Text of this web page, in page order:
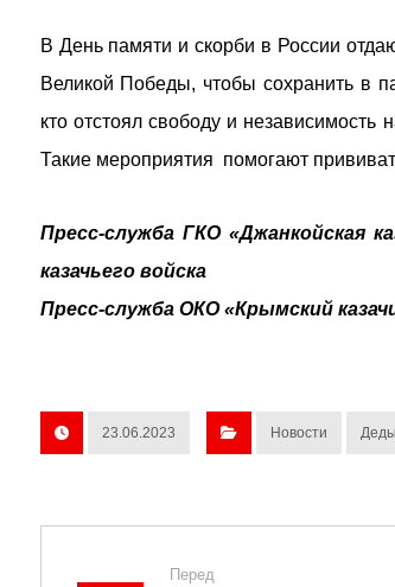
В День памяти и скорби в России
Великой Победы, чтобы сохранить в
кто отстоял свободу и
Такие мероприятия помогают
Пресс-служба ГКО «Джанкойская
казачьего войска
Пресс-служба ОКО «Крымский
23.06.2023 Новости
Перед